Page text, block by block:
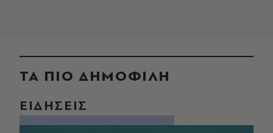
ΤΑ ΠΙΟ ΔΗΜΟΦΙΛΗ
ΕΙΔΗΣΕΙΣ